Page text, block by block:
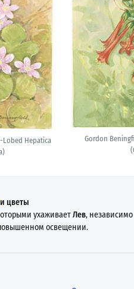
Hepatica
Gordon
и цветы
ухаживаетЛев,
освещении.